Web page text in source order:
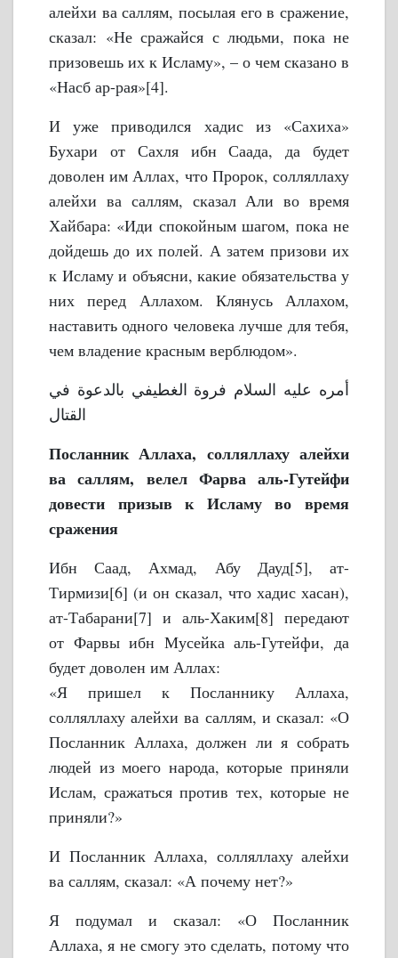
алейхи ва саллям, посылая его в сражение,
сказал: «Не сражайся с людьми, пока не
призовешь их к Исламу», – о чем сказано в
«Насб ар-рая»[4].
И уже приводился хадис из «Сахиха»
Бухари от Сахля ибн Саада, да будет
доволен им Аллах, что Пророк, солляллаху
алейхи ва саллям, сказал Али во время
Хайбара: «Иди спокойным шагом, пока не
дойдешь до их полей. А затем призови их
к Исламу и объясни, какие обязательства у
них перед Аллахом. Клянусь Аллахом,
наставить одного человека лучше для тебя,
чем владение красным верблюдом».
أمره عليه السلام فروة الغطيفي بالدعوة في
القتال
Посланник Аллаха, солляллаху алейхи
ва саллям, велел Фарва аль-Гутейфи
довести призыв к Исламу во время
сражения
Ибн Саад, Ахмад, Абу Дауд[5], ат-
Тирмизи[6] (и он сказал, что хадис хасан),
ат-Табарани[7] и аль-Хаким[8] передают
от Фарвы ибн Мусейка аль-Гутейфи, да
будет доволен им Аллах:
«Я пришел к Посланнику Аллаха,
солляллаху алейхи ва саллям, и сказал: «О
Посланник Аллаха, должен ли я собрать
людей из моего народа, которые приняли
Ислам, сражаться против тех, которые не
приняли?»
И Посланник Аллаха, солляллаху алейхи
ва саллям, сказал: «А почему нет?»
Я подумал и сказал: «О Посланник
Аллаха, я не смогу это сделать, потому что